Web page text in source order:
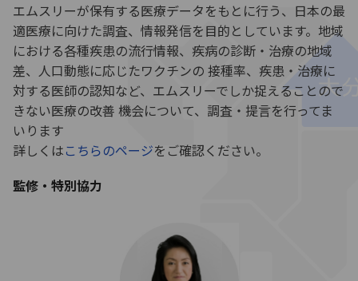
エムスリーが保有する医療データをもとに行う、日本の最
適医療に向けた調査、情報発信を目的としています。地域
における各種疾患の流行情報、疾病の診断・治療の地域
差、人口動態に応じたワクチンの 接種率、疾患・治療に
対する医師の認知など、エムスリーでしか捉えることので
きない医療の改善 機会について、調査・提言を行ってま
いります
詳しくはこちらのページをご確認ください。
監修・特別協力